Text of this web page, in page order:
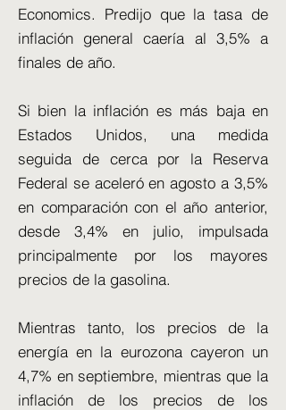
Economics. Predijo que la tasa de
inflación general caería al 3,5% a
finales de año.
Si bien la inflación es más baja en
Estados Unidos, una medida
seguida de cerca por la Reserva
Federal se aceleró en agosto a 3,5%
en comparación con el año anterior,
desde 3,4% en julio, impulsada
principalmente por los mayores
precios de la gasolina.
Mientras tanto, los precios de la
energía en la eurozona cayeron un
4,7% en septiembre, mientras que la
inflación de los precios de los